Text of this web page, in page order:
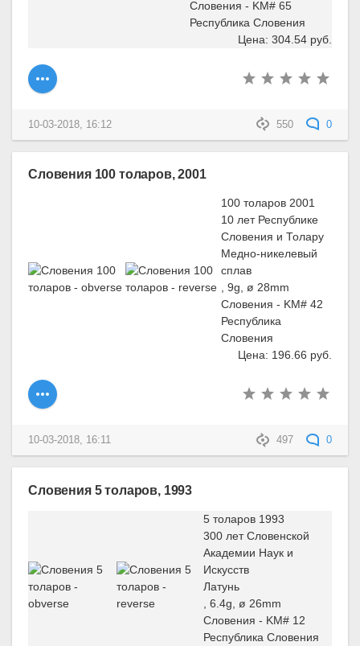
Словения - KM# 65
Республика Словения
Цена: 304.54 руб.
550 0
10-03-2018, 16:12
Словения 100 толаров, 2001
100 толаров 2001
10 лет Республике
Словения и Толару
Медно-никелевый
сплав
, 9g, ø 28mm
Словения - KM# 42
Республика
Словения
Цена: 196.66 руб.
497 0
10-03-2018, 16:11
Словения 5 толаров, 1993
5 толаров 1993
300 лет Словенской
Академии Наук и
Искусств
Латунь
, 6.4g, ø 26mm
Словения - KM# 12
Республика Словения